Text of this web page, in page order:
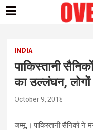
contentINDIA
पाकिस्तानी
का उल्लंघन,
October 9, 2018
जम्मू,। पाकिस्तानी सैनिकों ने